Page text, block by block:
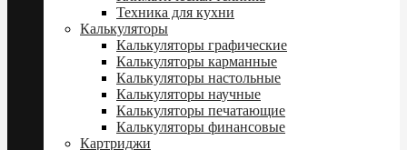
Техника для кухни
Калькуляторы
Калькуляторы графические
Калькуляторы карманные
Калькуляторы настольные
Калькуляторы научные
Калькуляторы печатающие
Калькуляторы финансовые
Картриджи